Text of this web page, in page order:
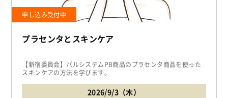
申し込み受付中
プラセンタとスキンケア
【新宿委員会】パルシステムPB商品のプラセンタ商品を使った
スキンケアの方法を学びます。
2026/9/3（木）